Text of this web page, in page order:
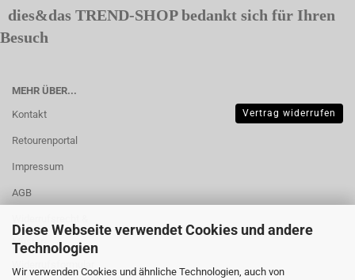
Diese Webseite verwendet Cookies und andere
Technologien
Wir verwenden Cookies und ähnliche Technologien, auch von
dies&das TREND-SHOP bedankt sich für Ihren
Besuch
MEHR ÜBER...
Kontakt
Retourenportal
Impressum
AGB
Muster-
Widerrufsformular
Vertrag widerrufen